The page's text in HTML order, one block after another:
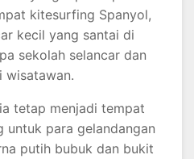
kitesurfing Spanyol,
kecil yang santai di
sekolah selancar dan
wisatawan.
tetap menjadi tempat
untuk para gelandangan
putih bubuk dan bukit